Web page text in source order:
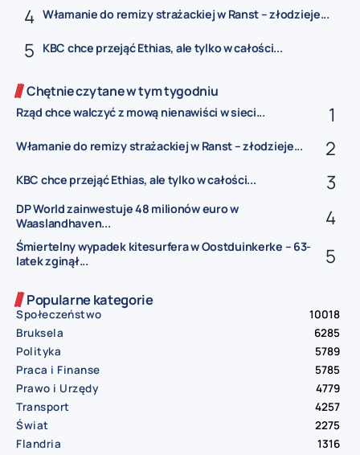
Włamanie do remizy strażackiej w Ranst – złodzieje...
KBC chce przejąć Ethias, ale tylko w całości...
Chętnie czytane w tym tygodniu
Rząd chce walczyć z mową nienawiści w sieci...
Włamanie do remizy strażackiej w Ranst – złodzieje...
KBC chce przejąć Ethias, ale tylko w całości...
DP World zainwestuje 48 milionów euro w
Waaslandhaven...
Śmiertelny wypadek kitesurfera w Oostduinkerke – 63-
latek zginął...
Popularne kategorie
Społeczeństwo
10018
Bruksela
6285
Polityka
5789
Praca i Finanse
5785
Prawo i Urzędy
4779
Transport
4257
Świat
2275
Flandria
1316